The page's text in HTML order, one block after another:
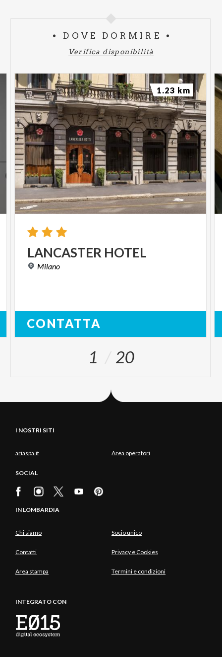
DOVE DORMIRE
Verifica disponibilità
LANCASTER HOTEL
Milano
CONTATTA
1.23 km
1 20
I NOSTRI SITI
ariaspa.it Area operatori
SOCIAL
IN LOMBARDIA
Chi siamo Socio unico
Contatti Privacy e Cookies
Area stampa Termini e condizioni
INTEGRATO CON